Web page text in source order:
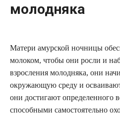
молодняка
Матери амурской ночницы
молоком, чтобы они росли и
взросления молодняка, они
окружающую среду и
они достигают определенного
способными самостоятельно